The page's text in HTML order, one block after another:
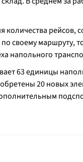
рейсов,
своему маршруту,
напольного
63 единицы
20 новых